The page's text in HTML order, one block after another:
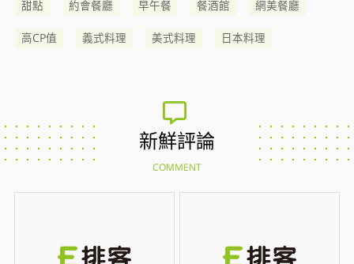
甜點 約會餐廳 早午餐 餐酒館 網美餐廳
高CP值 義式料理 美式料理 日本料理
新鮮評論
COMMENT